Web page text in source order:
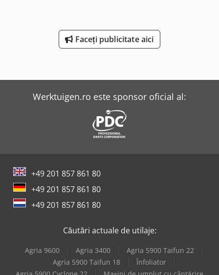
aprox. 900 mm
Faceți publicitate aici
Werktuigen.ro este sponsor oficial al:
+49 201 857 861 80
+49 201 857 861 80
+49 201 857 861 80
Căutări actuale de utilaje:
Agria 9600 Agria 3400
Agria 5900 Taifun 22
Agria 5900 Taifun 18
Înfoliator